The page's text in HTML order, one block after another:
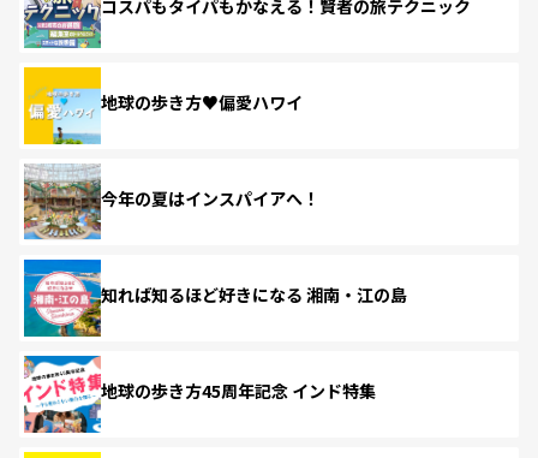
コスパもタイパもかなえる！賢者の旅テクニック
地球の歩き方♥偏愛ハワイ
今年の夏はインスパイアへ！
知れば知るほど好きになる 湘南・江の島
地球の歩き方45周年記念 インド特集